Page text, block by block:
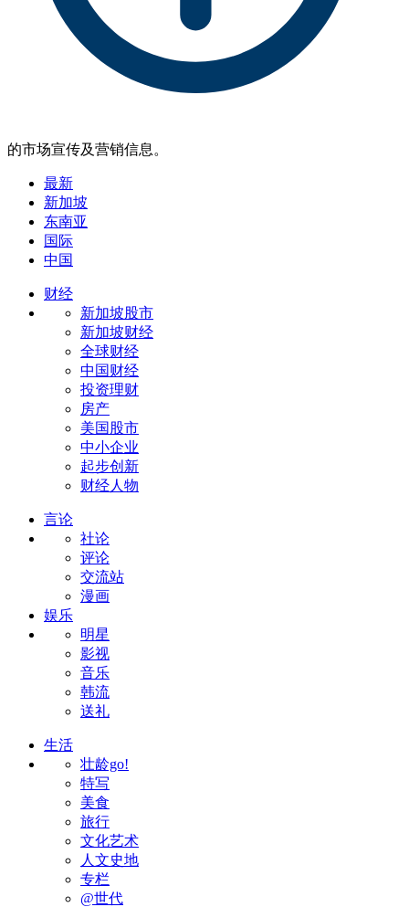
的市场宣传及营销信息。
最新
新加坡
东南亚
国际
中国
财经
新加坡股市
新加坡财经
全球财经
中国财经
投资理财
房产
美国股市
中小企业
起步创新
财经人物
言论
社论
评论
交流站
漫画
娱乐
明星
影视
音乐
韩流
送礼
生活
壮龄go!
特写
美食
旅行
文化艺术
人文史地
专栏
@世代